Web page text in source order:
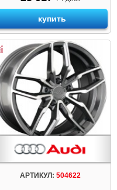
купить
АРТИКУЛ: 504622